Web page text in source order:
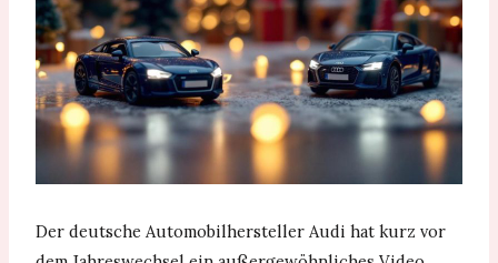
Der deutsche Automobilhersteller Audi hat kurz vor